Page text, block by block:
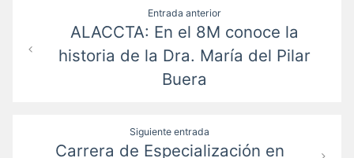
entradas
Entrada anterior
ALACCTA: En el 8M conoce la
historia de la Dra. María del Pilar
Buera
Siguiente entrada
Carrera de Especialización en